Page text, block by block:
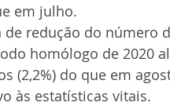
em julho.
de redução do número
homólogo de 2020
(2,2%) do que em
às estatísticas vitais.